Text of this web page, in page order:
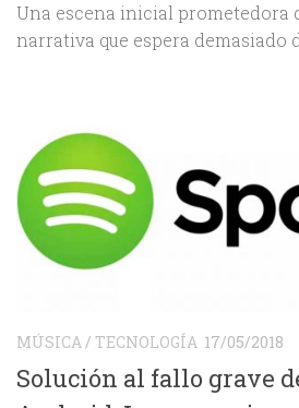
Una escena inicial prometedora
narrativa que espera demasiado
MÚSICA/ TECNOLOGÍA 17/05/2018
Solución al fallo grave